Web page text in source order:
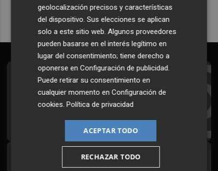
Suscríbete al Boletín
Todos los días a primera hora en tu email
¡Quiero suscribirme!
Síguenos en redes
geolocalización precisos y características
del dispositivo. Sus elecciones se aplican
solo a este sitio web. Algunos proveedores
pueden basarse en el interés legítimo en
lugar del consentimiento; tiene derecho a
oponerse enConfiguración de publicidad.
Puede retirar su consentimiento en
cualquier momento enConfiguración de
cookies.Política de privacidad
ACEPTAR TODO
RECHAZAR TODO